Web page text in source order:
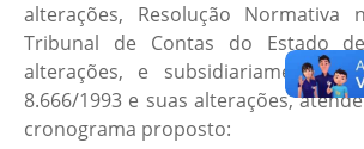
alterações, Resolução Normativa
Tribunal de Contas do Estado
alterações, e subsidiariamente,
8.666/1993 e suas alterações,
cronograma proposto: